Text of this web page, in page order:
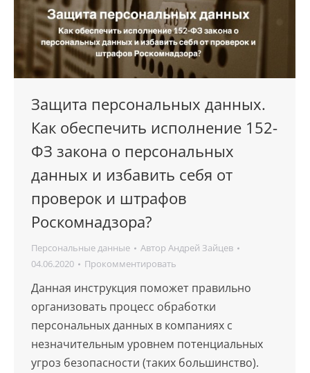
Защита персональных данных.
Как обеспечить исполнение 152-
ФЗ закона о персональных
данных и избавить себя от
проверок и штрафов
Роскомнадзора?
Персональные данные Автор Андрей Зайцев
04.06.2020
Прокомментировать
Данная инструкция поможет правильно
организовать процесс обработки
персональных данных в компаниях с
незначительным уровнем потенциальных
угроз безопасности (таких большинство).